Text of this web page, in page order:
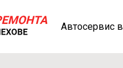
Автосервис